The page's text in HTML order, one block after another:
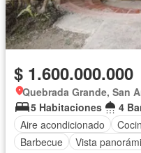
$ 1.600.000.000
Quebrada Grande, San
5 Habitaciones
4
Aire acondicionado
Barbecue
Vista